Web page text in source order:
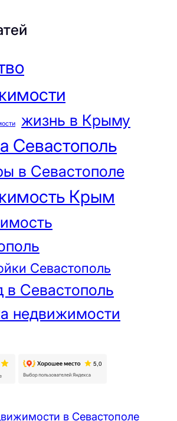
жизнь в Крыму
Севастополь
в Севастополе
Крым
Севастополь
в Севастополь
недвижимости
в Севастополе